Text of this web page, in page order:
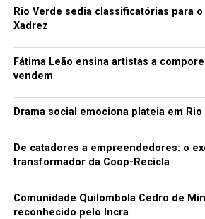
Rio Verde sedia classificatórias para o
Xadrez
Fátima Leão ensina artistas a
vendem
Drama social emociona plateia em Rio
De catadores a empreendedores: o
transformador da Coop-Recicla
Comunidade Quilombola Cedro de
reconhecido pelo Incra